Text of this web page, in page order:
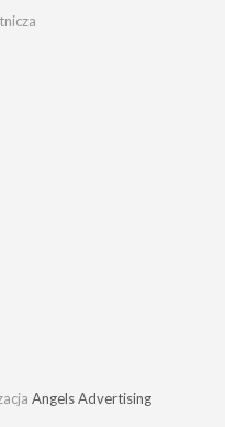
Angels Advertising